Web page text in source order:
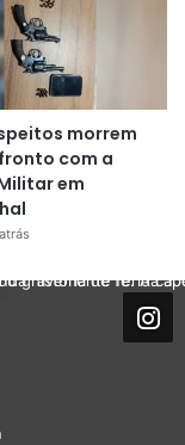
morrem
com a
em